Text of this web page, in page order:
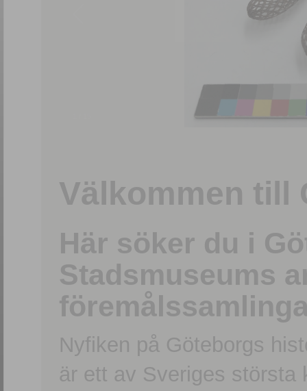
Välkommen till
Här söker du i
Stadsmuseums
Nyfiken på Göteborgs
är ett av Sveriges största